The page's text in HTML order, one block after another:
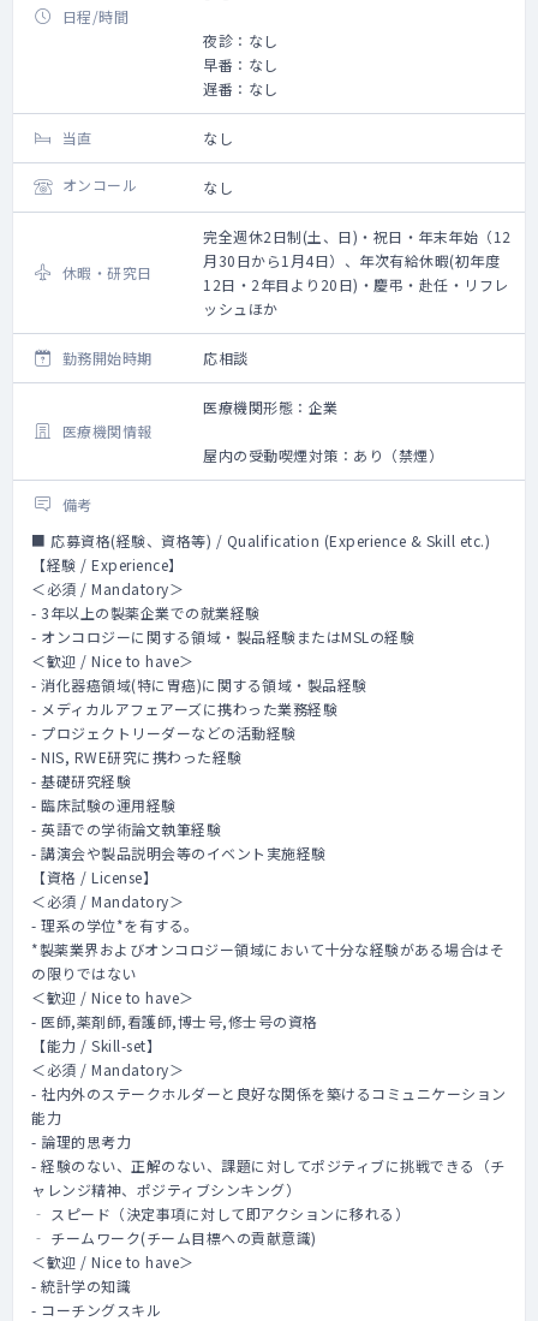
日程/時間
夜診：なし
早番：なし
遅番：なし
当直 なし
オンコール なし
休暇・研究日
完全週休2日制(土、日)・祝日・年末年始（12
月30日から1月4日）、年次有給休暇(初年度
12日・2年目より20日)・慶弔・赴任・リフレ
ッシュほか
勤務開始時期 応相談
医療機関情報
医療機関形態：企業
屋内の受動喫煙対策：あり（禁煙）
備考
■ 応募資格(経験、資格等) / Qualification (Experience & Skill etc.)
【経験 / Experience】
＜必須 / Mandatory＞
- 3年以上の製薬企業での就業経験
- オンコロジーに関する領域・製品経験またはMSLの経験
＜歓迎 / Nice to have＞
- 消化器癌領域(特に胃癌)に関する領域・製品経験
- メディカルアフェアーズに携わった業務経験
- プロジェクトリーダーなどの活動経験
- NIS, RWE研究に携わった経験
- 基礎研究経験
- 臨床試験の運用経験
- 英語での学術論文執筆経験
- 講演会や製品説明会等のイベント実施経験
【資格 / License】
＜必須 / Mandatory＞
- 理系の学位*を有する。
*製薬業界およびオンコロジー領域において十分な経験がある場合はそ
の限りではない
＜歓迎 / Nice to have＞
- 医師,薬剤師,看護師,博士号,修士号の資格
【能力 / Skill-set】
＜必須 / Mandatory＞
- 社内外のステークホルダーと良好な関係を築けるコミュニケーション
能力
- 論理的思考力
- 経験のない、正解のない、課題に対してポジティブに挑戦できる（チ
ャレンジ精神、ポジティブシンキング）
‐ スピード（決定事項に対して即アクションに移れる）
‐ チームワーク(チーム目標への貢献意識)
＜歓迎 / Nice to have＞
- 統計学の知識
- コーチングスキル